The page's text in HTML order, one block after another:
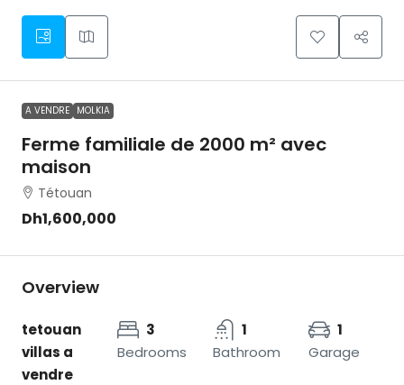
A VENDRE MOLKIA
Ferme familiale de 2000 m² avec
maison
Tétouan
Dh1,600,000
Overview
tetouan
villas a
vendre
3
Bedrooms
1
Bathroom
1
Garage